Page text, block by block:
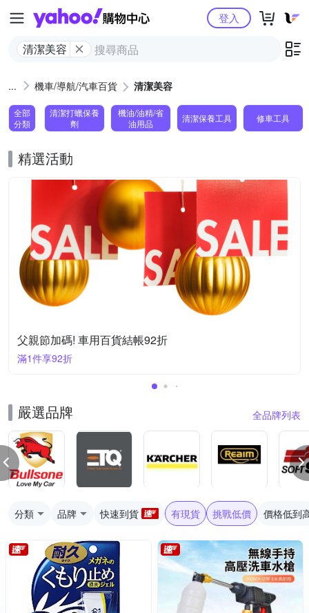
Yahoo購物中心
清潔美容
登入
機車/導航/汽車百貨 清潔美容
全部
分類
清潔打蠟保養
劑
機油/油精/省
油用品
清潔保養工具 修車工具
精選活動
父親節加碼! 車用百貨結帳92折
滿1件享92折
嚴選品牌 全品牌列表
分類 品牌 快速到貨 有現貨 挑戰低價 價格低到